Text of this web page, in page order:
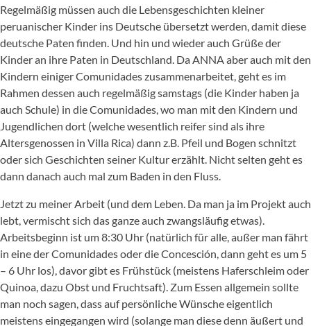
Regelmäßig müssen auch die Lebensgeschichten kleiner
peruanischer Kinder ins Deutsche übersetzt werden, damit diese
deutsche Paten finden. Und hin und wieder auch Grüße der
Kinder an ihre Paten in Deutschland. Da ANNA aber auch mit den
Kindern einiger Comunidades zusammenarbeitet, geht es im
Rahmen dessen auch regelmäßig samstags (die Kinder haben ja
auch Schule) in die Comunidades, wo man mit den Kindern und
Jugendlichen dort (welche wesentlich reifer sind als ihre
Altersgenossen in Villa Rica) dann z.B. Pfeil und Bogen schnitzt
oder sich Geschichten seiner Kultur erzählt. Nicht selten geht es
dann danach auch mal zum Baden in den Fluss.
Jetzt zu meiner Arbeit (und dem Leben. Da man ja im Projekt auch
lebt, vermischt sich das ganze auch zwangsläufig etwas).
Arbeitsbeginn ist um 8:30 Uhr (natürlich für alle, außer man fährt
in eine der Comunidades oder die Concesción, dann geht es um 5
– 6 Uhr los), davor gibt es Frühstück (meistens Haferschleim oder
Quinoa, dazu Obst und Fruchtsaft). Zum Essen allgemein sollte
man noch sagen, dass auf persönliche Wünsche eigentlich
meistens eingegangen wird (solange man diese denn äußert und